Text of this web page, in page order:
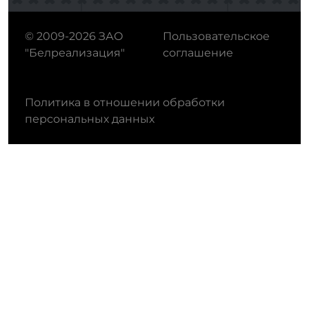
© 2009-2026 ЗАО
"Белреализация"
Пользовательское
соглашение
Политика в отношении обработки
персональных данных